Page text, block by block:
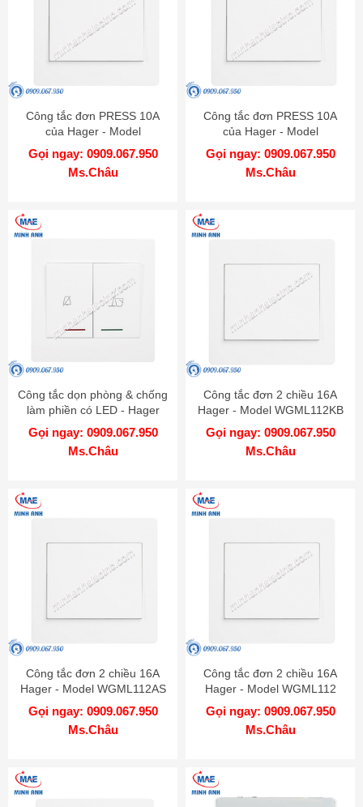
Công tắc đơn PRESS 10A
của Hager - Model
WGML111PAS
Gọi ngay: 0909.067.950
Ms.Châu
Công tắc đơn PRESS 10A
của Hager - Model
WGML111P
Gọi ngay: 0909.067.950
Ms.Châu
Công tắc dọn phòng & chống
làm phiền có LED - Hager
WGMHDC
Gọi ngay: 0909.067.950
Ms.Châu
Công tắc đơn 2 chiều 16A
Hager - Model WGML112KB
Gọi ngay: 0909.067.950
Ms.Châu
Công tắc đơn 2 chiều 16A
Hager - Model WGML112AS
Gọi ngay: 0909.067.950
Ms.Châu
Công tắc đơn 2 chiều 16A
Hager - Model WGML112
Gọi ngay: 0909.067.950
Ms.Châu